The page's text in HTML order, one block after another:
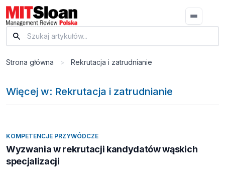
Strona główna > Rekrutacja i zatrudnianie
Więcej w: Rekrutacja i zatrudnianie
KOMPETENCJE PRZYWÓDCZE
Wyzwania w rekrutacji kandydatów wąskich
specjalizacji